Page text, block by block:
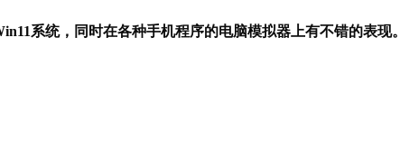
系统，同时在各种手机程序的电脑模拟器上有不错的表现。